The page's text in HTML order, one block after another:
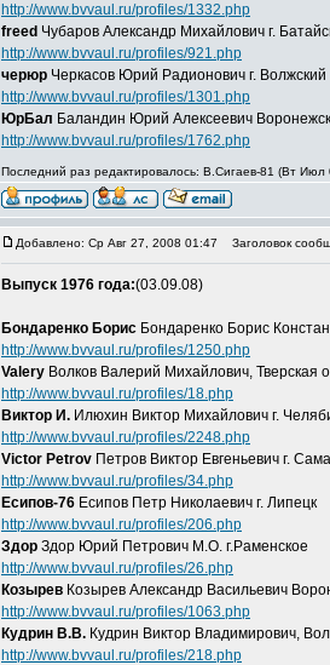
http://www.bvvaul.ru/profiles/1332.php
freed Чубаров Александр Михайлович г.
http://www.bvvaul.ru/profiles/921.php
черюр Черкасов Юрий Радионович г. Волжский
http://www.bvvaul.ru/profiles/1301.php
ЮрБал Баландин Юрий Алексеевич
http://www.bvvaul.ru/profiles/1762.php
Последний раз редактировалось: В.Сигаев-81 (Вт Июл
Добавлено: Ср Авг 27, 2008 01:47 Заголовок
Выпуск 1976 года:(03.09.08)
Бондаренко Борис Бондаренко Борис
http://www.bvvaul.ru/profiles/1250.php
Valery Волков Валерий Михайлович, Тверская
http://www.bvvaul.ru/profiles/18.php
Виктор И. Илюхин Виктор Михайлович г.
http://www.bvvaul.ru/profiles/2248.php
Victor Petrov Петров Виктор Евгеньевич г.
http://www.bvvaul.ru/profiles/34.php
Есипов-76 Есипов Петр Николаевич г. Липецк
http://www.bvvaul.ru/profiles/206.php
Здор Здор Юрий Петрович М.О. г.Раменское
http://www.bvvaul.ru/profiles/26.php
Козырев Козырев Александр Васильевич
http://www.bvvaul.ru/profiles/1063.php
Кудрин В.В. Кудрин Виктор Владимирович,
http://www.bvvaul.ru/profiles/218.php